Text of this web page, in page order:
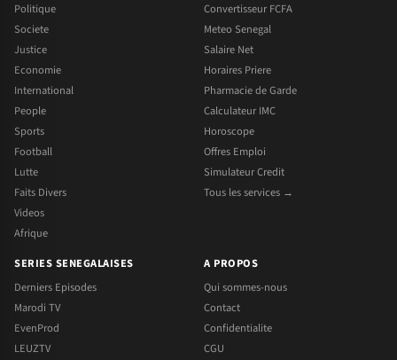
Politique
Societe
Justice
Economie
International
People
Sports
Football
Lutte
Faits Divers
Videos
Afrique
Convertisseur FCFA
Meteo Senegal
Salaire Net
Horaires Priere
Pharmacie de Garde
Calculateur IMC
Horoscope
Offres Emploi
Simulateur Credit
Tous les services →
SERIES SENEGALAISES
Derniers Episodes
Marodi TV
EvenProd
LEUZTV
A PROPOS
Qui sommes-nous
Contact
Confidentialite
CGU